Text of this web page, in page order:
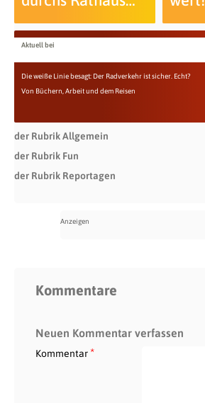
Aktuell bei
Die weiße Linie besagt: Der Radverkehr ist sicher. Echt?
Von Büchern, Arbeit und dem Reisen
der Rubrik Allgemein
der Rubrik Fun
der Rubrik Reportagen
Kommentare
Neuen Kommentar verfassen
Kommentar*